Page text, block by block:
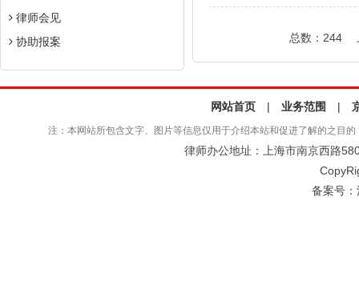
律师会见
协助报案
总数：244
网站首页 | 业务范围 |
注：本网站所包含文字、图片等信息仅用于介绍本站和促进了解的之目
律师办公地址：上海市南京西路
备案号：